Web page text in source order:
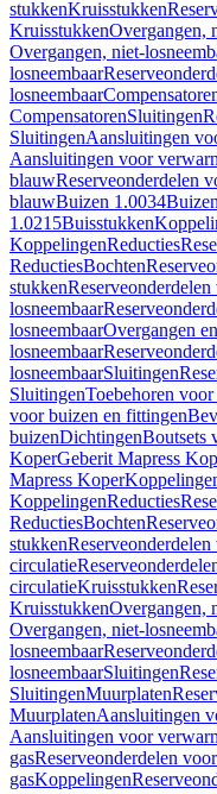
stukkenKruisstukken
KruisstukkenOvergangen,
Overgangen, niet-
losneembaar
losneembaar
CompensatorenSluitingen
SluitingenAansluitingen
Aansluitingen voor
blauwReserveonderdelen
blauwBuizen 1.0034Buizen
1.0215Buisstukken
KoppelingenReducties
ReductiesBochten
stukken
losneembaar
losneembaarOvergangen
losneembaar
losneembaarSluitingen
SluitingenToebehoren
voor buizen en fittingen
buizenDichtingenBoutsets
KoperGeberit Mapress
Mapress Koper
KoppelingenReducties
ReductiesBochten
stukken
circulatie
circulatieKruisstukken
KruisstukkenOvergangen,
Overgangen, niet-
losneembaar
losneembaarSluitingen
SluitingenMuurplaten
MuurplatenAansluitingen
Aansluitingen voor
gasReserveonderdelen
gasKoppelingen